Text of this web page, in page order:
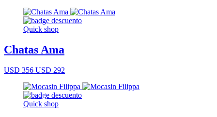
Quick shop
Chatas Ama
USD 356 USD 292
Quick shop